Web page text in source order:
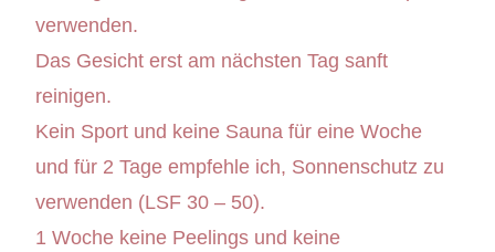
verwenden.
Das Gesicht erst am nächsten Tag sanft
reinigen.
Kein Sport und keine Sauna für eine Woche
und für 2 Tage empfehle ich, Sonnenschutz zu
verwenden (LSF 30 – 50).
1 Woche keine Peelings und keine